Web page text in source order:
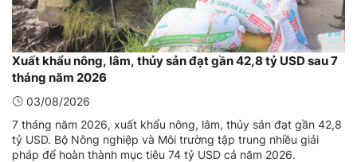
Xuất khẩu nông, lâm, thủy sản đạt gần 42,8 tỷ USD sau 7
tháng năm 2026
03/08/2026
7 tháng năm 2026, xuất khẩu nông, lâm, thủy sản đạt gần 42,8
tỷ USD. Bộ Nông nghiệp và Môi trường tập trung nhiều giải
pháp để hoàn thành mục tiêu 74 tỷ USD cả năm 2026.